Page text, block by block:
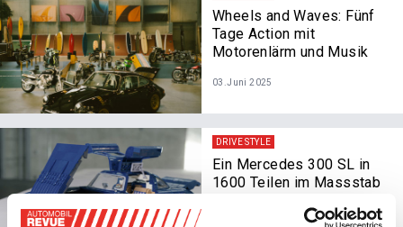
Wheels and Waves: Fünf
Tage Action mit
Motorenlärm und Musik
03.Juni 2025
DRIVE STYLE
Ein Mercedes 300 SL in
1600 Teilen im Massstab